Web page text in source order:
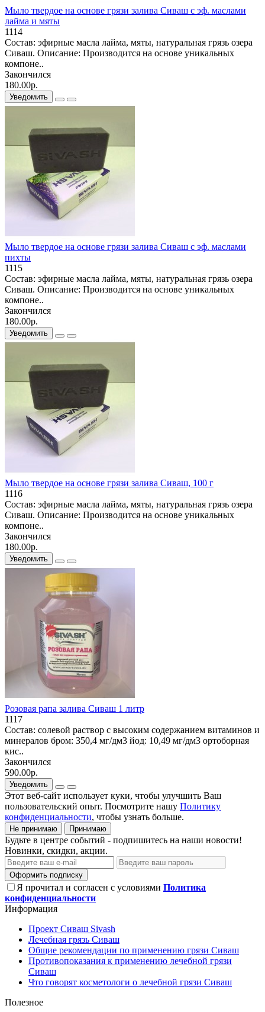
Мыло твердое на основе грязи залива Сиваш с эф. маслами
лайма и мяты
1114
Состав: эфирные масла лайма, мяты, натуральная грязь озера
Сиваш. Описание: Производится на основе уникальных
компоне..
Закончился
180.00р.
Уведомить
Мыло твердое на основе грязи залива Сиваш с эф. маслами
пихты
1115
Состав: эфирные масла лайма, мяты, натуральная грязь озера
Сиваш. Описание: Производится на основе уникальных
компоне..
Закончился
180.00р.
Уведомить
Мыло твердое на основе грязи залива Сиваш, 100 г
1116
Состав: эфирные масла лайма, мяты, натуральная грязь озера
Сиваш. Описание: Производится на основе уникальных
компоне..
Закончился
180.00р.
Уведомить
Розовая рапа залива Сиваш 1 литр
1117
Состав: солевой раствор с высоким содержанием витаминов и
минералов бром: 350,4 мг/дм3 йод: 10,49 мг/дм3 ортоборная
кис..
Закончился
590.00р.
Уведомить
Этот веб-сайт использует куки, чтобы улучшить Ваш
пользовательский опыт. Посмотрите нашу Политику
конфиденциальности, чтобы узнать больше.
Не принимаю Принимаю
Будьте в центре событий - подпишитесь на наши новости!
Новинки, скидки, акции.
Оформить подписку
Я прочитал и согласен с условиями Политика
конфиденциальности
Информация
Проект Сиваш Sivash
Лечебная грязь Сиваш
Общие рекомендации по применению грязи Сиваш
Противопоказания к применению лечебной грязи
Сиваш
Что говорят косметологи о лечебной грязи Сиваш
Полезное